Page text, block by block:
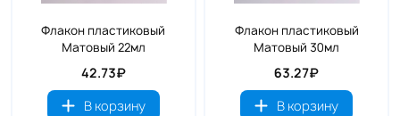
Флакон пластиковый
Матовый 22мл
42.73₽
В корзину
Флакон пластиковый
Матовый 30мл
63.27₽
В корзину